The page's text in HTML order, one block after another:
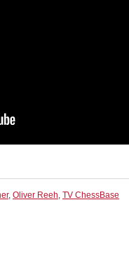
, Oliver Reeh, TV ChessBase